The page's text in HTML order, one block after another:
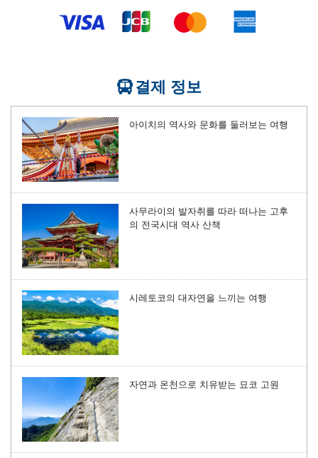
결제 정보
아이치의 역사와 문화를 둘러보는 여행
사무라이의 발자취를 따라 떠나는 고후
의 전국시대 역사 산책
시레토코의 대자연을 느끼는 여행
자연과 온천으로 치유받는 묘코 고원